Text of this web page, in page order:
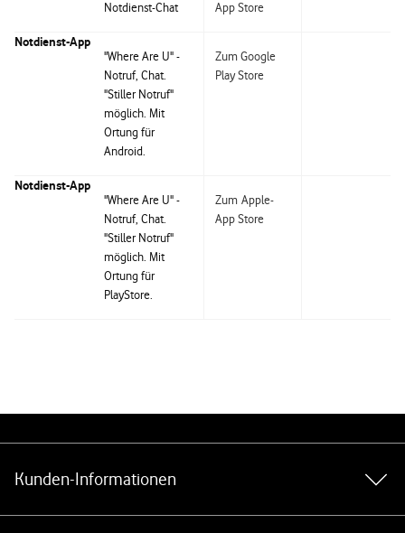
Notdienst-Chat
App Store
Notdienst-App
"Where Are U" -
Notruf, Chat.
"Stiller Notruf"
möglich. Mit
Ortung für
Android.
Zum Google
Play Store
Notdienst-App
"Where Are U" -
Notruf, Chat.
"Stiller Notruf"
möglich. Mit
Ortung für
PlayStore.
Zum Apple-
App Store
Kunden-Informationen